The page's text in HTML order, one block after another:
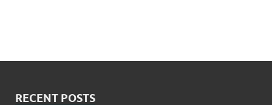
RECENT POSTS